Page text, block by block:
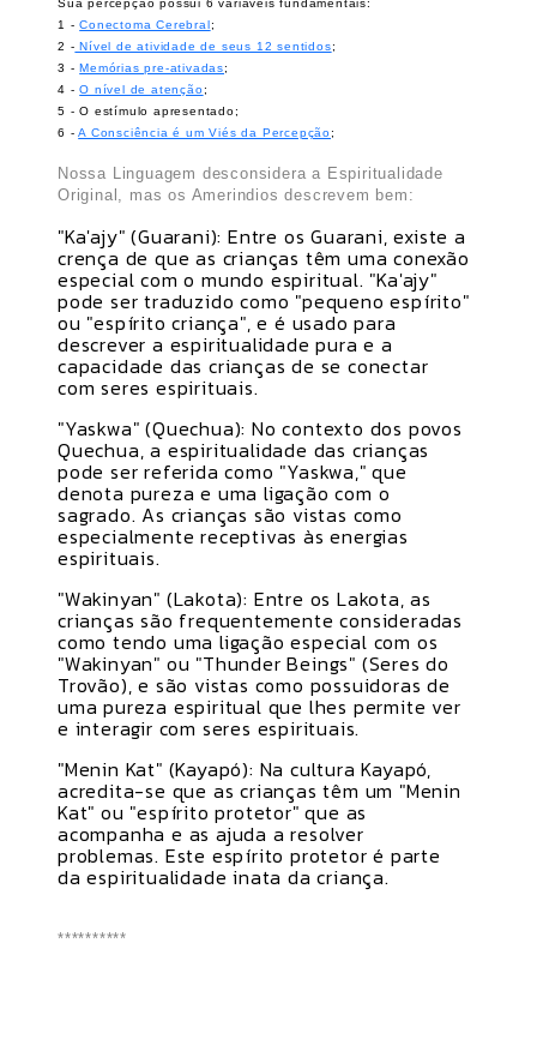
Sua percepção possui 6 variáveis fundamentais:
1 -Conectoma Cerebral;
2 - Nível de atividade de seus 12 sentidos;
3 -Memórias pre-ativadas;
4 -O nível de atenção;
5 - O estímulo apresentado;
6 -A Consciência é um Viés da Percepção;
Nossa Linguagem desconsidera a Espiritualidade
Original, mas os Amerindios descrevem bem:
"Ka'ajy" (Guarani): Entre os Guarani, existe a
crença de que as crianças têm uma conexão
especial com o mundo espiritual. "Ka'ajy"
pode ser traduzido como "pequeno espírito"
ou "espírito criança", e é usado para
descrever a espiritualidade pura e a
capacidade das crianças de se conectar
com seres espirituais.
"Yaskwa" (Quechua): No contexto dos povos
Quechua, a espiritualidade das crianças
pode ser referida como "Yaskwa," que
denota pureza e uma ligação com o
sagrado. As crianças são vistas como
especialmente receptivas às energias
espirituais.
"Wakinyan" (Lakota): Entre os Lakota, as
crianças são frequentemente consideradas
como tendo uma ligação especial com os
"Wakinyan" ou "Thunder Beings" (Seres do
Trovão), e são vistas como possuidoras de
uma pureza espiritual que lhes permite ver
e interagir com seres espirituais.
"Menin Kat" (Kayapó): Na cultura Kayapó,
acredita-se que as crianças têm um "Menin
Kat" ou "espírito protetor" que as
acompanha e as ajuda a resolver
problemas. Este espírito protetor é parte
da espiritualidade inata da criança.
**********